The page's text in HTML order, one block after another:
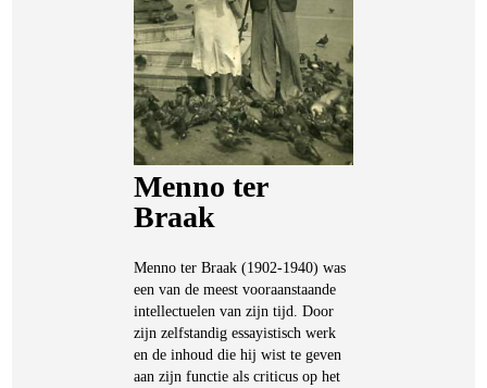
Menno ter
Braak
Menno ter Braak (1902-1940) was
een van de meest vooraanstaande
intellectuelen van zijn tijd. Door
zijn zelfstandig essayistisch werk
en de inhoud die hij wist te geven
aan zijn functie als criticus op het